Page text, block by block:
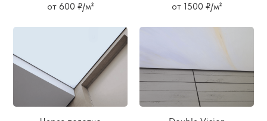
от 600 ₽/м²
от 1500 ₽/м²